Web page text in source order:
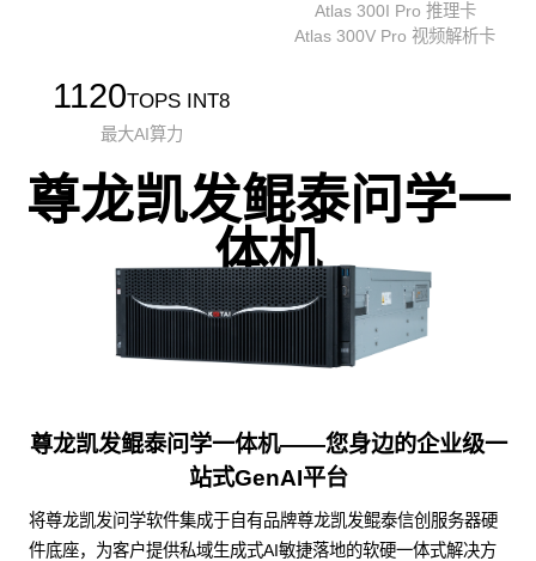
Atlas 300I Pro 推理卡
Atlas 300V Pro 视频解析卡
1120TOPS INT8
最大AI算力
尊龙凯发鲲泰问学一
体机
尊龙凯发鲲泰问学一体机——您身边的企业级一
站式GenAI平台
将尊龙凯发问学软件集成于自有品牌尊龙凯发鲲泰信创服务器硬
件底座，为客户提供私域生成式AI敏捷落地的软硬一体式解决方